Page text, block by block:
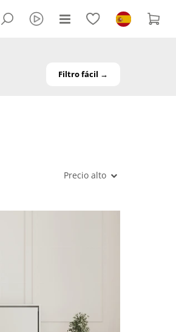
Filtro fácil →
Precio alto